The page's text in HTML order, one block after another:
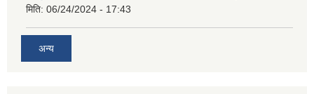
मिति: 06/24/2024 - 17:43
अन्य